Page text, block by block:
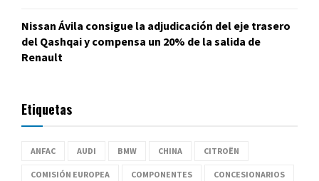
Nissan Ávila consigue la adjudicación del eje trasero
del Qashqai y compensa un 20% de la salida de
Renault
Etiquetas
ANFAC AUDI BMW CHINA CITROËN
COMISIÓN EUROPEA COMPONENTES CONCESIONARIOS